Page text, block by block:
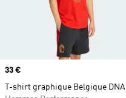
Prix
33 €
T-shirt graphique Belgique DNA